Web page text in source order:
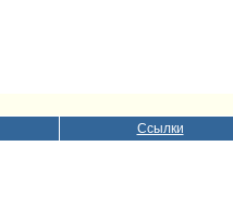
Ссылки